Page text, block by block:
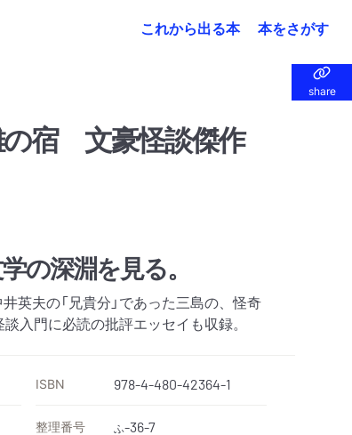
これから出る本 本をさがす
share
share
宿 文豪怪談傑作
の深淵を見る。
英夫の「兄貴分」であった三島の、怪奇
入門に必読の批評エッセイも収録。
ISBN 978-4-480-42364-1
整理番号 ふ-36-7